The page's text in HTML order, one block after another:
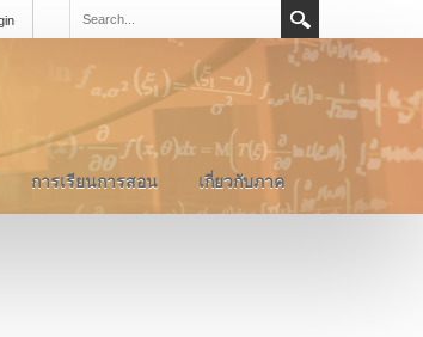
การเรียนการสอน เกี่ยวกับภาค